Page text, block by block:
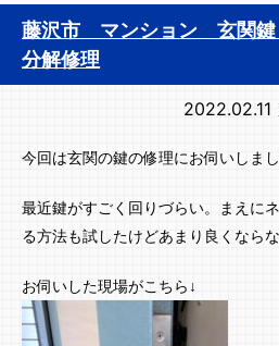
藤沢市 マンション 玄関
分解修理
2022.02.11
今回は玄関の鍵の修理にお伺いしまし
最近鍵がすごく回りづらい。まえに
る方法も試したけどあまり良くならな
お伺いした現場がこちら↓